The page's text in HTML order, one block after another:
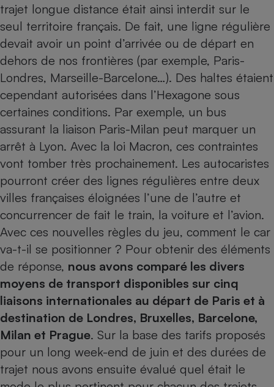
trajet longue distance était ainsi interdit sur le
seul territoire français. De fait, une ligne régulière
devait avoir un point d’arrivée ou de départ en
dehors de nos frontières (par exemple, Paris-
Londres, Marseille-Barcelone…). Des haltes étaient
cependant autorisées dans l’Hexagone sous
certaines conditions. Par exemple, un bus
assurant la liaison Paris-Milan peut marquer un
arrêt à Lyon. Avec la loi Macron, ces contraintes
vont tomber très prochainement. Les autocaristes
pourront créer des lignes régulières entre deux
villes françaises éloignées l’une de l’autre et
concurrencer de fait le train, la voiture et l’avion.
Avec ces nouvelles règles du jeu, comment le car
va-t-il se positionner ? Pour obtenir des éléments
de réponse, nous avons comparé les divers
moyens de transport disponibles sur cinq
liaisons internationales au départ de Paris et à
destination de Londres, Bruxelles, Barcelone,
Milan et Prague. Sur la base des tarifs proposés
pour un long week-end de juin et des durées de
trajet nous avons ensuite évalué quel était le
Complément
alimentaire
bouteille
Assurance emprunteur
Banque
Gros électroménager
Petit électroménager -
Lave-linge
Plaque de cuisson à
induction
Internet
Téléphonie
Téléviseur
Téléphone mobile -
Smartphone
Matelas
Radiateur électrique
Mutuelle